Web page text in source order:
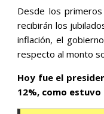
Desde los
recibirán los
inflación, el
respecto al monto
Hoy fue el
12%, como estuvo